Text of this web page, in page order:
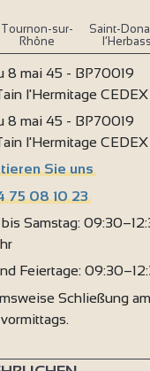
Tournon-sur-
Rhône
Saint-
8 mai 45 - BP70019
l'Hermitage CEDEX
8 mai 45 - BP70019
l'Hermitage CEDEX
Sie uns
75 08 10 23
Samstag:
Feiertage:
Schließung am